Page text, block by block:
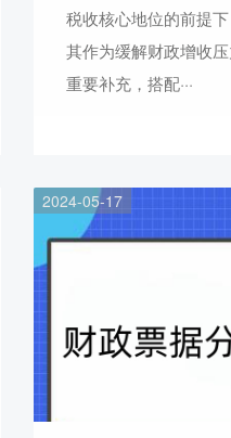
税收核心地位的前提
其作为缓解财政增收
重要补充，搭配···
2024-05-17